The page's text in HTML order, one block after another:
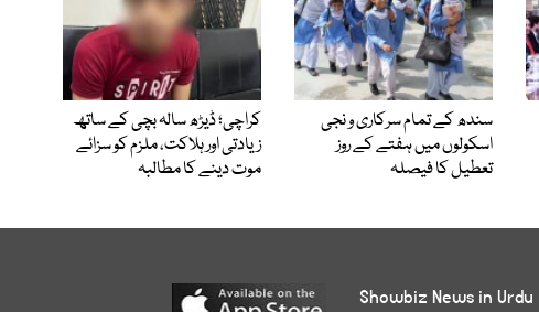
سندھ کے تمام سرکاری و نجی
اسکولوں میں ہفتے کے روز
تعطیل کا فیصلہ
کراچی؛ ڈیڑھ سالہ بچی کے ساتھ
زیادتی اور ہلاکت، ملزم کو سزائے
موت دینے کا مطالبہ
Showbiz News in Urdu